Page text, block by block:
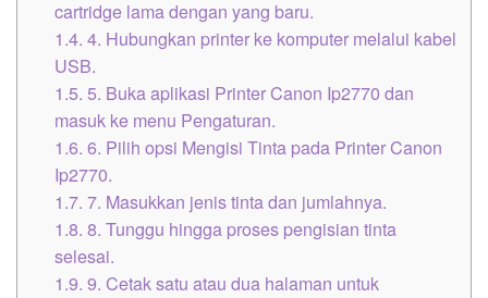
cartridge lama dengan yang baru.
1.4. 4. Hubungkan printer ke komputer melalui kabel
USB.
1.5. 5. Buka aplikasi Printer Canon Ip2770 dan
masuk ke menu Pengaturan.
1.6. 6. Pilih opsi Mengisi Tinta pada Printer Canon
Ip2770.
1.7. 7. Masukkan jenis tinta dan jumlahnya.
1.8. 8. Tunggu hingga proses pengisian tinta
selesai.
1.9. 9. Cetak satu atau dua halaman untuk